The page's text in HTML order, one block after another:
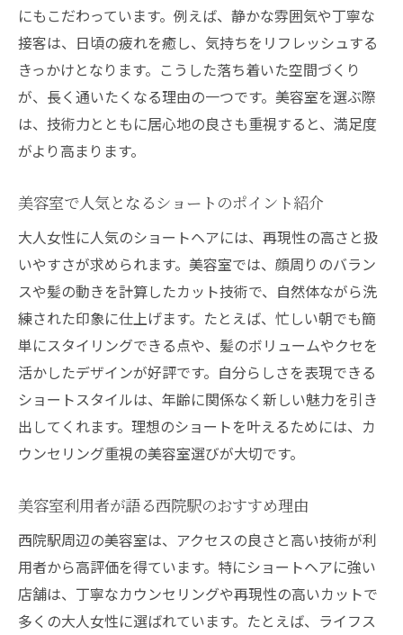
にもこだわっています。例えば、静かな雰囲気や丁寧な
接客は、日頃の疲れを癒し、気持ちをリフレッシュする
きっかけとなります。こうした落ち着いた空間づくり
が、長く通いたくなる理由の一つです。美容室を選ぶ際
は、技術力とともに居心地の良さも重視すると、満足度
がより高まります。
美容室で人気となるショートのポイント紹介
大人女性に人気のショートヘアには、再現性の高さと扱
いやすさが求められます。美容室では、顔周りのバラン
スや髪の動きを計算したカット技術で、自然体ながら洗
練された印象に仕上げます。たとえば、忙しい朝でも簡
単にスタイリングできる点や、髪のボリュームやクセを
活かしたデザインが好評です。自分らしさを表現できる
ショートスタイルは、年齢に関係なく新しい魅力を引き
出してくれます。理想のショートを叶えるためには、カ
ウンセリング重視の美容室選びが大切です。
美容室利用者が語る西院駅のおすすめ理由
西院駅周辺の美容室は、アクセスの良さと高い技術が利
用者から高評価を得ています。特にショートヘアに強い
店舗は、丁寧なカウンセリングや再現性の高いカットで
多くの大人女性に選ばれています。たとえば、ライフス